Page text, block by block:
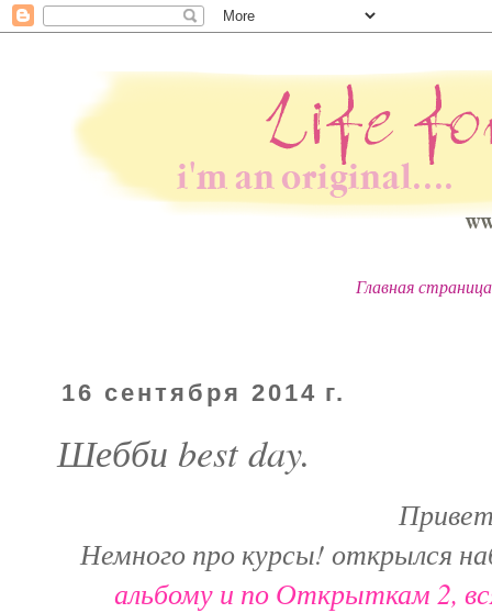
Главная страница
16 сентября 2014 г.
Шебби best day.
Немного про курсы! открылся
альбому и по Открыткам 2,